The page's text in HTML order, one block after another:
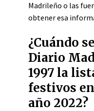
Madrileño o las
obtener esa
¿Cuándo
Diario
1997 la
festivos
año 2022?